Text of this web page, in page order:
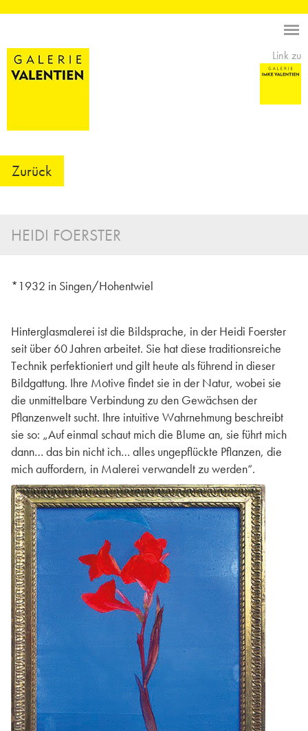
Link zu
Zurück
HEIDI FOERSTER
*1932 in Singen/Hohentwiel
Hinterglasmalerei ist die Bildsprache, in der Heidi Foerster
seit über 60 Jahren arbeitet. Sie hat diese traditionsreiche
Technik perfektioniert und gilt heute als führend in dieser
Bildgattung. Ihre Motive findet sie in der Natur, wobei sie
die unmittelbare Verbindung zu den Gewächsen der
Pflanzenwelt sucht. Ihre intuitive Wahrnehmung beschreibt
sie so: „Auf einmal schaut mich die Blume an, sie führt mich
dann… das bin nicht ich… alles ungepflückte Pflanzen, die
mich auffordern, in Malerei verwandelt zu werden“.